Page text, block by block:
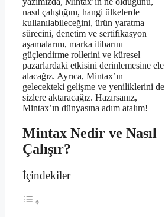
nasıl çalıştığını, hangi ülkelerde
kullanılabileceğini, ürün yaratma
sürecini, denetim ve sertifikasyon
aşamalarını, marka itibarını
güçlendirme rollerini ve küresel
pazarlardaki etkisini derinlemesine ele
alacağız. Ayrıca, Mintax’ın
gelecekteki gelişme ve yeniliklerini de
sizlere aktaracağız. Hazırsanız,
Mintax’ın dünyasına adım atalım!
Mintax Nedir ve Nasıl
Çalışır?
İçindekiler